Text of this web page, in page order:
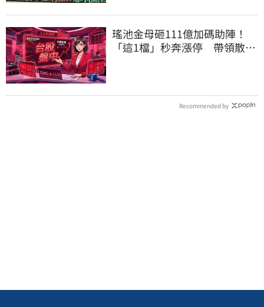
瑤池金母砸111億加碼助陣！
「這1檔」秒奔漲停 帶領散熱
Recommended by